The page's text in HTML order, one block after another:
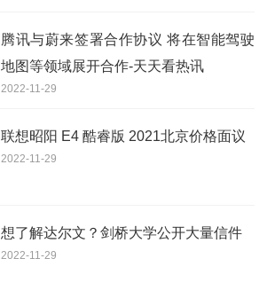
腾讯与蔚来签署合作协议 将在智能驾驶
地图等领域展开合作-天天看热讯
2022-11-29
联想昭阳 E4 酷睿版 2021北京价格面议
2022-11-29
想了解达尔文？剑桥大学公开大量信件
2022-11-29